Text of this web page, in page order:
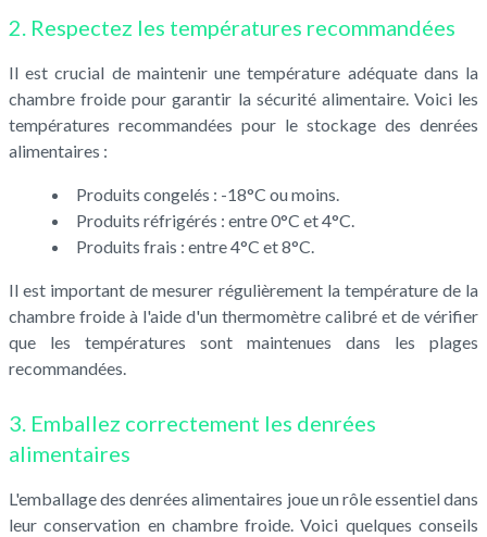
2. Respectez les températures recommandées
Il est crucial de maintenir une température adéquate dans la
chambre froide pour garantir la sécurité alimentaire. Voici les
températures recommandées pour le stockage des denrées
alimentaires :
Produits congelés : -18°C ou moins.
Produits réfrigérés : entre 0°C et 4°C.
Produits frais : entre 4°C et 8°C.
Il est important de mesurer régulièrement la température de la
chambre froide à l'aide d'un thermomètre calibré et de vérifier
que les températures sont maintenues dans les plages
recommandées.
3. Emballez correctement les denrées
alimentaires
L'emballage des denrées alimentaires joue un rôle essentiel dans
leur conservation en chambre froide. Voici quelques conseils